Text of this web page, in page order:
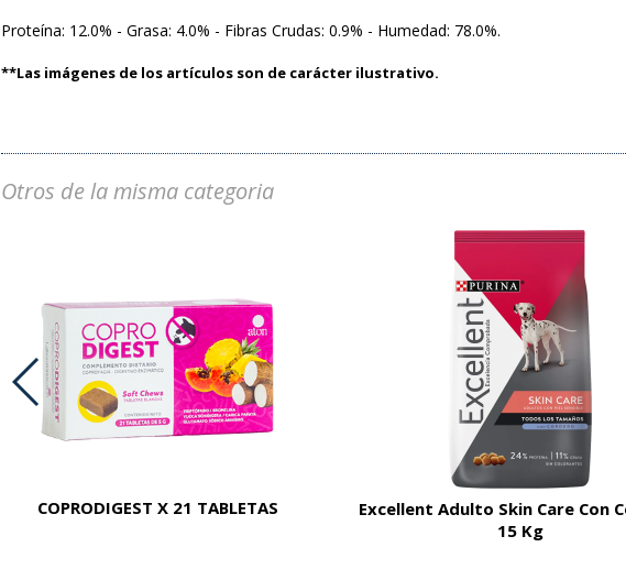
Proteína: 12.0% - Grasa: 4.0% - Fibras Crudas: 0.9% - Humedad: 78.0%.
**Las imágenes de los artículos son de carácter ilustrativo.
Otros de la misma categoria
COPRODIGEST X 21 TABLETAS
Excellent Adulto Skin Care Con
15 Kg